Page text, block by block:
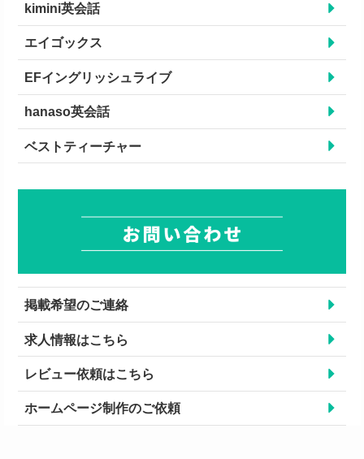
kimini英会話
エイゴックス
EFイングリッシュライブ
hanaso英会話
ベストティーチャー
掲載希望のご連絡
求人情報はこちら
レビュー依頼はこちら
ホームページ制作のご依頼